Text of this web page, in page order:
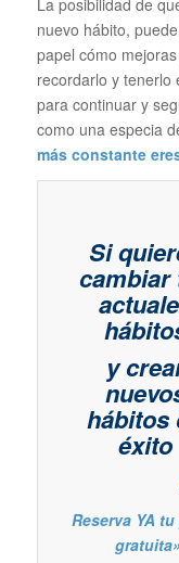
nuevo hábito,
papel cómo
recordarlo y tenerlo
para continuar y
como una especia
más constante
Si
cambiar
y
hábitos
éxito
Reserva YA